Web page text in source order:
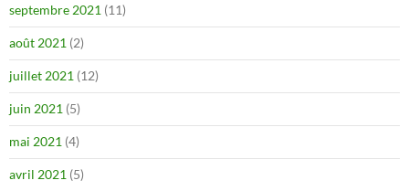
septembre 2021 (11)
août 2021 (2)
juillet 2021 (12)
juin 2021 (5)
mai 2021 (4)
avril 2021 (5)